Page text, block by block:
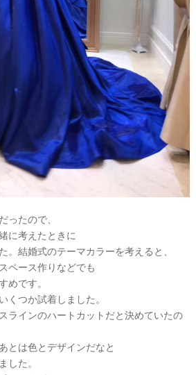
ったので、
に考えたときに
。結婚式のテーマカラーを考えると、
ペース作りなどでも
めです。
くつか試着しました。
ラインのハートカットだと決めていたの
とは色とデザインだなと
した。